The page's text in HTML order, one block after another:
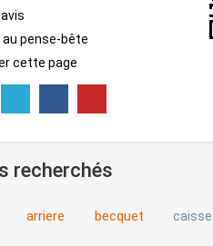
pense-bête
cette page
recherchés
arriere becquet caisse